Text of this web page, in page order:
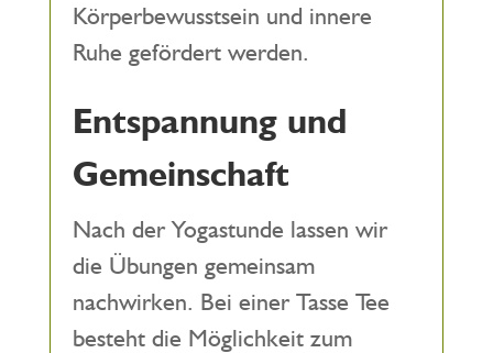
Körperbewusstsein und innere
Ruhe gefördert werden.
Entspannung und
Gemeinschaft
Nach der Yogastunde lassen wir
die Übungen gemeinsam
nachwirken. Bei einer Tasse Tee
besteht die Möglichkeit zum